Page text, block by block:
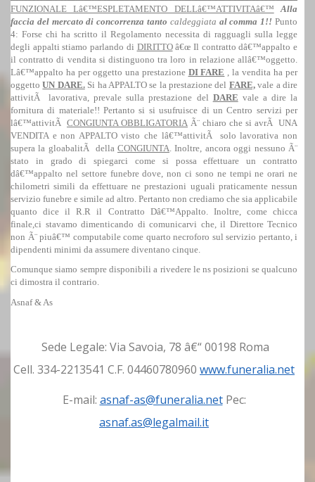
FUNZIONALE Lâ€™ESPLETAMENTO DELLâ€™ATTIVITAâ€™
Alla
faccia del mercato di concorrenza tanto caldeggiata al comma 1!!Punto
4: Forse chi ha scritto il Regolamento necessita di ragguagli sulla legge
degli appalti stiamo parlando di DIRITTOâ€œ Il contratto dâ€™appalto e
il contratto di vendita si distinguono tra loro in relazione allâ€™oggetto.
Lâ€™appalto ha per oggetto una prestazione DI FARE , la vendita ha per
oggettoUN DARE.Si ha APPALTO se la prestazione del FARE,vale a dire
attivitÃ lavorativa, prevale sulla prestazione del DARE vale a dire la
fornitura di materiale!! Pertanto si si usufruisce di un Centro servizi per
lâ€™attivitÃ CONGIUNTA OBBLIGATORIA Ã¨ chiaro che si avrÃ UNA
VENDITA e non APPALTO visto che lâ€™attivitÃ solo lavorativa non
supera la gloabalitÃ della CONGIUNTA . Inoltre, ancora oggi nessuno Ã¨
stato in grado di spiegarci come si possa effettuare un contratto
dâ€™appalto nel settore funebre dove, non ci sono ne tempi ne orari ne
chilometri simili da effettuare ne prestazioni uguali praticamente nessun
servizio funebre e simile ad altro. Pertanto non crediamo che sia applicabile
quanto dice il R.R il Contratto Dâ€™Appalto. Inoltre, come chicca
finale,ci stavamo dimenticando di comunicarvi che, il Direttore Tecnico
non Ã¨ piuâ€™ computabile come quarto necroforo sul servizio pertanto, i
dipendenti minimi da assumere diventano cinque.
Comunque siamo sempre disponibili a rivedere le ns posizioni se qualcuno
ci dimostra il contrario.
Asnaf & As
Sede Legale: Via Savoia, 78 â€“ 00198 Roma
Cell. 334-2213541 C.F. 04460780960 www.funeralia.net
E-mail: asnaf-as@funeralia.netPec:
asnaf.as@legalmail.it